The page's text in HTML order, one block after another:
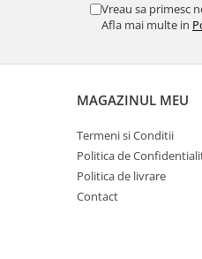
Vreau sa primesc
Afla mai multe in
MAGAZINUL MEU
Termeni si Conditii
Politica de
Politica de livrare
Contact